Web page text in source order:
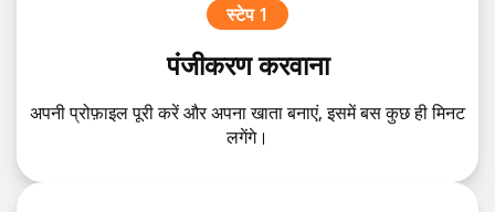
स्टेप 1
पंजीकरण करवाना
अपनी प्रोफ़ाइल पूरी करें और अपना खाता बनाएं, इसमें बस कुछ ही मिनट
लगेंगे।